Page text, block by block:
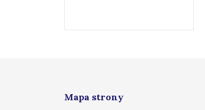
Mapa strony